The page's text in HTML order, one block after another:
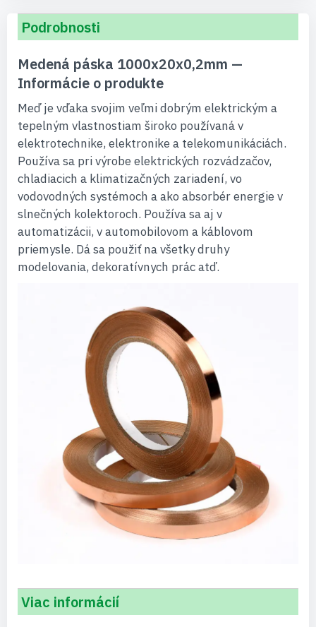
Podrobnosti
Medená páska 1000x20x0,2mm —
Informácie o produkte
Meď je vďaka svojim veľmi dobrým elektrickým a
tepelným vlastnostiam široko používaná v
elektrotechnike, elektronike a telekomunikáciách.
Používa sa pri výrobe elektrických rozvádzačov,
chladiacich a klimatizačných zariadení, vo
vodovodných systémoch a ako absorbér energie v
slnečných kolektoroch. Používa sa aj v
automatizácii, v automobilovom a káblovom
priemysle. Dá sa použiť na všetky druhy
modelovania, dekoratívnych prác atď.
Viac informácií